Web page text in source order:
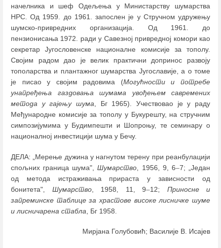
начелника и шеф Одељења у Министарству шумарства
НРС. Од 1959. до 1961. запослен је у Стручном удружењу
шумско-привредних организација. Од 1961. до
пензионисања 1972. ради у Савезној привредној комори као
секретар Југословенске националне комисије за тополу.
Својим радом дао је велик практични допринос развоју
тополарства и плантажног шумарства Југославије, а о томе
је писао у својим радовима (Могућности и потребе
унапређења газдовања шумама увођењем савремених
метода у гајењу шума, Бг 1965). Учествовао је у раду
Међународне комисије за тополу у Букурешту, на стручним
симпозијумима у Будимпешти и Шопроњу, те семинару о
националној инвестицији шума у Бечу.
ДЕЛА: „Мерење дужина у нагнутом терену при реанбулацији
спољних граница шума",Шумарство , 1956, 9, 6–7; „Један
од метода истраживања прираста у зависности од
бонитета", Шумарство, 1958, 11, 9–12; Приносне и
запреминске таблице за храстове високе лисничке шуме
и лисничарена стабла , Бг 1958.
Мирјана Голубовић; Василије В. Исајев